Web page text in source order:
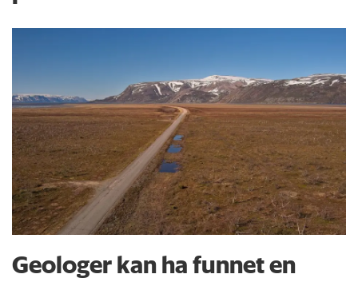
Geologer kan ha funnet en